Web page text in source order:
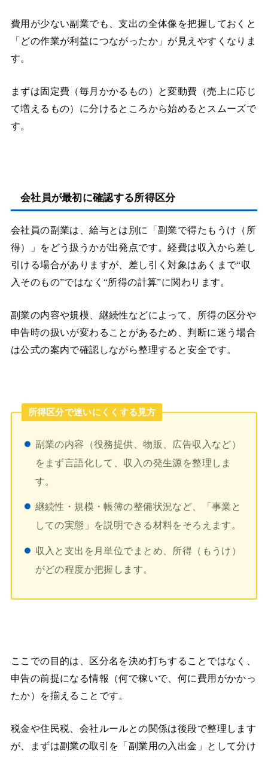
費用が少ない副業でも、支出の全体像を把握しておくと
「どの作業が利益につながったか」が見えやすくなりま
す。
まずは固定費（毎月かかるもの）と変動費（売上に応じ
て増えるもの）に分けるところから始めるとスムーズで
す。
会社員が最初に確認する所得区分
会社員の副業は、給与とは別に「副業で得たもうけ（所
得）」をどう扱うかが出発点です。経費は収入から差し
引ける場合がありますが、差し引く対象はあくまで“収
入そのもの”ではなく“所得の計算”に関わります。
副業の内容や規模、継続性などによって、所得の区分や
申告時の扱いが変わることがあるため、判断に迷う場合
は公式の案内で確認しながら整理すると安全です。
所得区分で迷いにくくする見方
副業の内容（役務提供、物販、広告収入など）
をまず言語化して、収入の発生源を整理しま
す。
継続性・規模・帳簿の整備状況など、「事業と
しての実態」を説明できる材料をそろえます。
収入と支出を月単位でまとめ、所得（もうけ）
がどの程度か把握します。
ここでの目的は、区分名を決め打ちすることではなく、
申告の前提になる情報（何で稼いで、何に費用がかかっ
たか）を揃えることです。
税金や住民税、会社ルールとの関係は後段で整理します
が、まずは副業の取引を「副業用の入出金」として分け